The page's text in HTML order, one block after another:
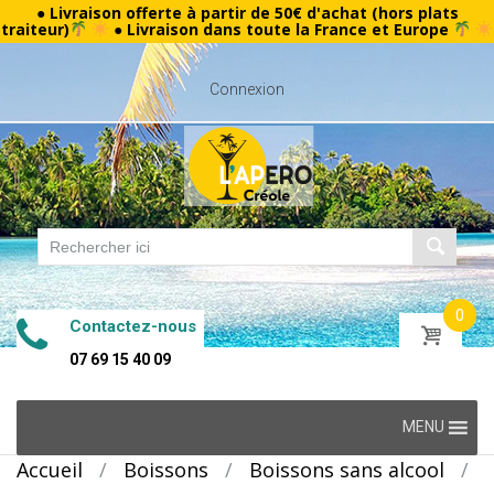
● Livraison offerte à partir de 50€ d'achat (hors plats
traiteur) ● Livraison dans toute la France et Europe
Connexion
Contactez-nous
07 69 15 40 09
0
content
MENU
Accueil / Boissons / Boissons sans alcool
/